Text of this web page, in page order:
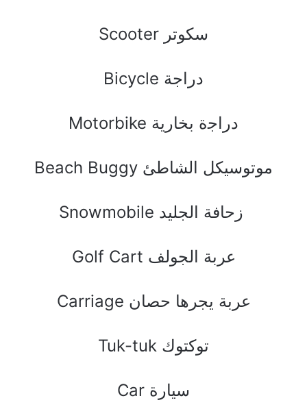
Scooter ﺳﻜﻮﺗﺮ
Bicycle ﺩﺭﺍﺟﺔ
Motorbike ﺩﺭﺍﺟة ﺑﺨﺎﺭﻳﺔ
Beach Buggy ﻣﻮﺗﻮﺳﻴﻜﻞ ﺍﻟﺸﺎﻃﺊ
Golf Cart ﻋﺮﺑﺔ ﺍﻟﺠﻮﻟﻒ
Carriage ﻋﺮﺑﺔ ﻳﺠﺮﻫﺎ ﺣﺼﺎﻥ
Tuk-tuk ﺗﻮﻛﺘﻮﻙ
Car ﺳﻴﺎﺭﺓ